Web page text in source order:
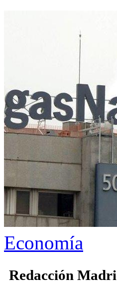
Economía
Redacción